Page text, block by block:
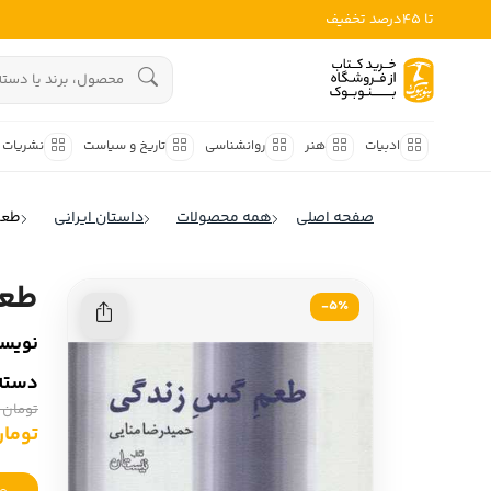
تا 45درصد تخفیف
ادبیات هنر روانشناسی تاریخ و سیاست نشریات
ادبیات ایران
ادبیات فرانسه
ادبیات ایتالیا
ادبیات
صفحه اصلی همه محصولات داستان ایرانی
5٪-
تومان 20,000
تومان